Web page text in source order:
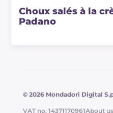
Choux salés à la
Padano
© 2026 Mondadori Digital
VAT no. 14371170961About us